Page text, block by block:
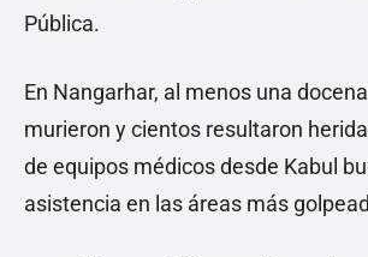
Pública.
En Nangarhar, al menos una
murieron y cientos resultaron
de equipos médicos desde Kabul
asistencia en las áreas más